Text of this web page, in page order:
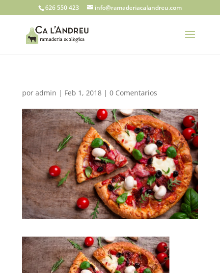
626 550 423 info@ramaderiacalandreu.com
por admin | Feb 1, 2018| 0 Comentarios